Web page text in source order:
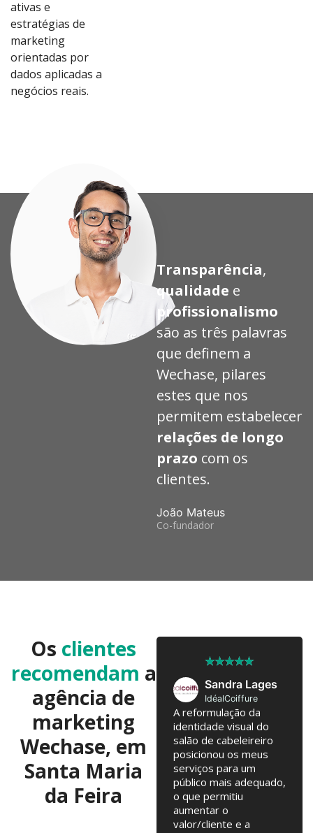
ativas e
estratégias de
marketing
orientadas por
dados aplicadas a
negócios reais.
Transparência,
qualidade e
profissionalismo
são as três palavras
que definem a
Wechase, pilares
estes que nos
permitem estabelecer
relações de longo
prazo com os
clientes.
João Mateus
Co-fundador
Os clientes
recomendam a
agência de
marketing
Wechase, em
Santa Maria
da Feira
José Pedro
Twobrothers
Colaboramos já há 10
anos, com troca de
ideias regulares para
testarmos. Campanhas
online, Email Marketing,
alterações na loja
online... tudo junto tem
Sandra Lages
★★★★★
IdéalCoiffure
A reformulação da
identidade visual do
salão de cabeleireiro
posicionou os meus
serviços para um
público mais adequado,
o que permitiu
aumentar o
valor/cliente e a